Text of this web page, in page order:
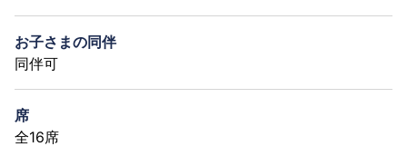
お子さまの同伴
同伴可
席
全16席